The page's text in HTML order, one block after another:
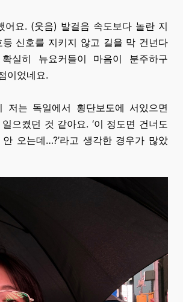
어요. (웃음) 발걸음 속도보다 놀란 지
신호를 지키지 않고 길을 막 건넌다
실히 뉴요커들이 마음이
분주하구
이었네요.
저는 독일에서 횡단보도에 서있으면
으켰던 것 같아요. ‘이 정도면 건너도
안 오는데…?’라고 생각한 경우가 많았